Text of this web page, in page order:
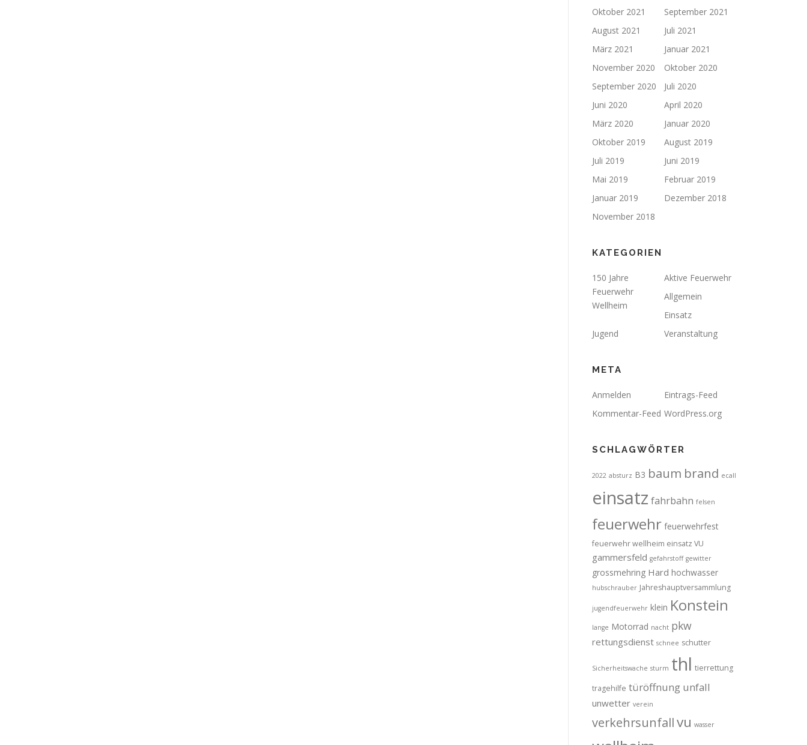
Oktober 2021
September 2021
August 2021
Juli 2021
März 2021
Januar 2021
November 2020
Oktober 2020
September 2020
Juli 2020
Juni 2020
April 2020
März 2020
Januar 2020
Oktober 2019
August 2019
Juli 2019
Juni 2019
Mai 2019
Februar 2019
Januar 2019
Dezember 2018
November 2018
KATEGORIEN
150 Jahre
Feuerwehr
Wellheim
Aktive Feuerwehr
Allgemein
Einsatz
Jugend
Veranstaltung
META
Anmelden
Eintrags-Feed
Kommentar-Feed WordPress.org
SCHLAGWÖRTER
2022 absturz B3 baum brand ecall
einsatz fahrbahn felsen
feuerwehr feuerwehrfest
feuerwehr wellheim einsatz VU
gammersfeld gefahrstoff gewitter
grossmehring Hard hochwasser
hubschrauber Jahreshauptversammlung
jugendfeuerwehr klein Konstein
lange Motorrad nacht pkw
rettungsdienst schnee schutter
Sicherheitswache sturm thl tierrettung
tragehilfe türöffnung unfall
unwetter verein
verkehrsunfallvu wasser